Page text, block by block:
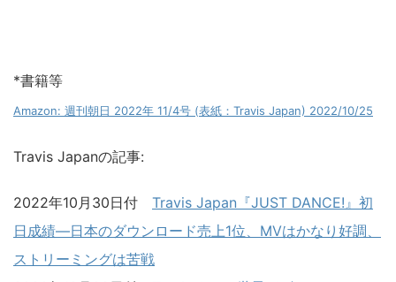
*書籍等
Amazon: 週刊朝日 2022年 11/4号 (表紙：Travis Japan) 2022/10/25
Travis Japanの記事:
2022年10月30日付 Travis Japan『JUST DANCE!』初
日成績―日本のダウンロード売上1位、MVはかなり好調、
ストリーミングは苦戦